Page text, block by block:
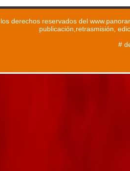
derechos reservados del
publicación,retrasmisión,
#